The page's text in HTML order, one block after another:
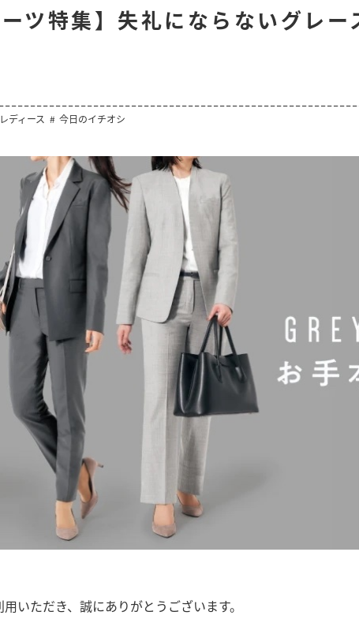
ーツ特集】失礼にならないグレ
レディース 今日のイチオシ
いただき、誠にありがとうございます。